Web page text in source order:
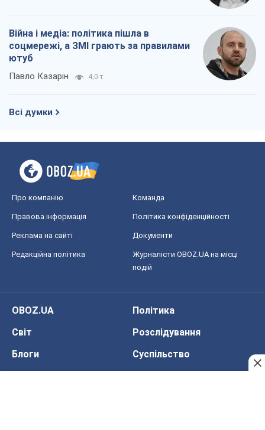
Війна і медіа: політика пішла в
соцмережі, а ЗМІ грають за правилами
ютуб
Павло Казарін 4,0 т.
Всі думки
Про компанію Команда
Правова інформація Політика конфіденційності
Реклама на сайті Документи
Редакційна політика
Журналісти OBOZ.UA на місці
подій
OBOZ.UA
Політика
Світ
Розслідування
Блоги
Суспільство